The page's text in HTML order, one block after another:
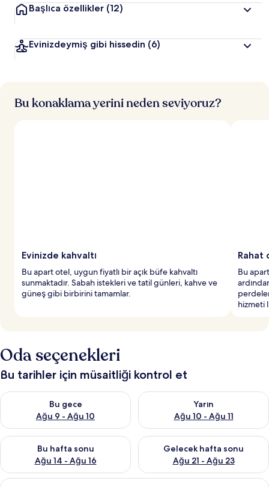
Başlıca özellikler (12)
Evinizdeymiş gibi hissedin (6)
Bu konaklama yerini neden seviyoruz?
Evinizde kahvaltı
Bu apart otel, uygun fiyatlı bir açık büfe kahvaltı
sunmaktadır. Sabah istekleri ve tatil günleri, kahve ve
güneş gibi birbirini tamamlar.
Rahat
Bu
hizmeti
Oda seçenekleri
Bu tarihler için müsaitliği kontrol et
Bu gece
Ağu 9 - Ağu 10
Bu gece için müsaitliği kontrol et Ağu 9 - Ağu 10
Yarın
Ağu 10 - Ağu 11
Yarın için müsaitliği kontrol et
Bu hafta sonu
Ağu 14 - Ağu 16
Bu hafta sonu için müsaitliği kontrol et Ağu 14 - Ağu 16
Gelecek hafta sonu
Ağu 21 - Ağu 23
Önümüzdeki hafta sonu için
Classic
Classic Bungalov, 1 Yatak Odası |